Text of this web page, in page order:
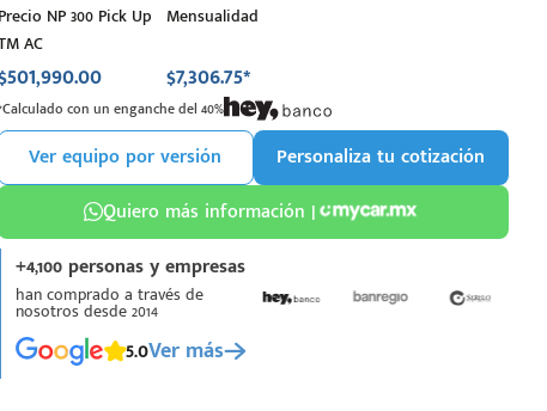
Precio NP 300 Pick Up
AC
Mensualidad
$7,306.75*
con un enganche del 40%
Ver equipo por versión
Personaliza tu cotización
Quiero más información |
+4,100 personas y empresas
han comprado a través de
nosotros desde 2014
5.0Ver más